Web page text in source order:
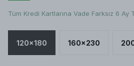
Tüm Kredi Kartlarına Vade Farksız 6 Ay
120x180 160x230